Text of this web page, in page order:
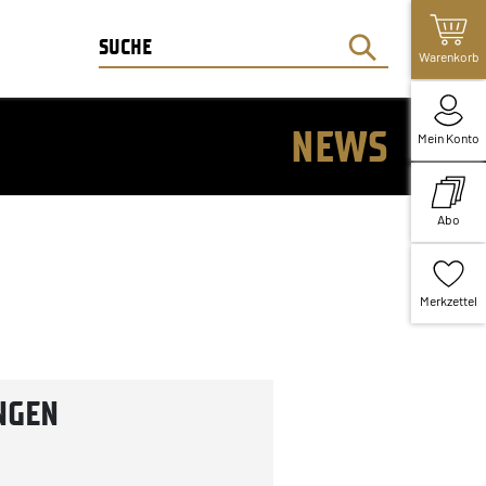
Warenkorb
Mein Konto
Abo
Merkzettel
NEWS